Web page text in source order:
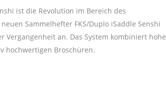
ist die Revolution im Bereich des
Sammelhefter FKS/Duplo iSaddle Senshi
Vergangenheit an. Das System kombiniert hohe
hochwertigen Broschüren.